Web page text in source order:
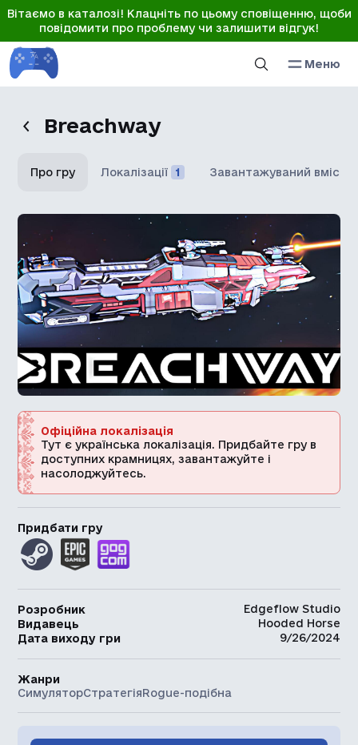
Вітаємо в каталозі! Клацніть по цьому сповіщенню, щоби
повідомити про проблему чи залишити відгук!
Меню
Breachway
Про гру Локалізації 1 Завантажуваний вміст
Офіційна локалізація
Тут є українська локалізація. Придбайте гру в
доступних крамницях, завантажуйте і
насолоджуйтесь.
Придбати гру
Розробник
Edgeflow Studio
Видавець
Hooded Horse
Дата виходу гри
9/26/2024
Жанри
СимуляторСтратегіяRogue-подібна